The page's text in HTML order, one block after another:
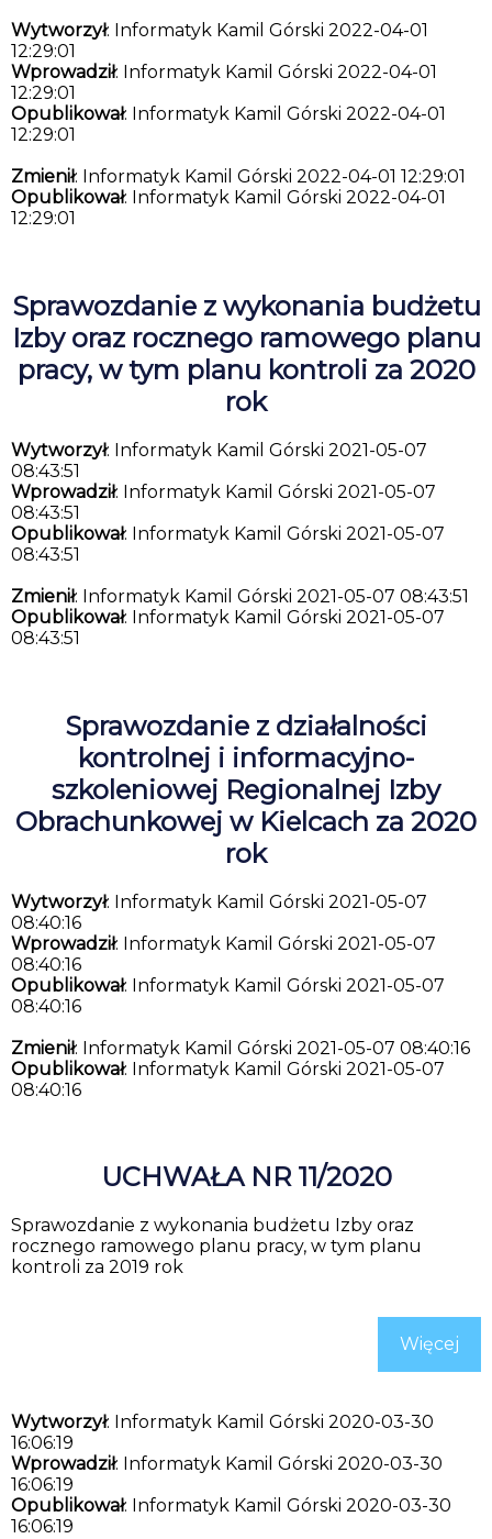
Wytworzył: Informatyk Kamil Górski 2022-04-01
12:29:01
Wprowadził: Informatyk Kamil Górski 2022-04-01
12:29:01
Opublikował: Informatyk Kamil Górski 2022-04-01
12:29:01
Zmienił: Informatyk Kamil Górski 2022-04-01 12:29:01
Opublikował: Informatyk Kamil Górski 2022-04-01
12:29:01
Sprawozdanie z wykonania budżetu
Izby oraz rocznego ramowego planu
pracy, w tym planu kontroli za 2020
rok
Wytworzył: Informatyk Kamil Górski 2021-05-07
08:43:51
Wprowadził: Informatyk Kamil Górski 2021-05-07
08:43:51
Opublikował: Informatyk Kamil Górski 2021-05-07
08:43:51
Zmienił: Informatyk Kamil Górski 2021-05-07 08:43:51
Opublikował: Informatyk Kamil Górski 2021-05-07
08:43:51
Sprawozdanie z działalności
kontrolnej i informacyjno-
szkoleniowej Regionalnej Izby
Obrachunkowej w Kielcach za 2020
rok
Wytworzył: Informatyk Kamil Górski 2021-05-07
08:40:16
Wprowadził: Informatyk Kamil Górski 2021-05-07
08:40:16
Opublikował: Informatyk Kamil Górski 2021-05-07
08:40:16
Zmienił: Informatyk Kamil Górski 2021-05-07 08:40:16
Opublikował: Informatyk Kamil Górski 2021-05-07
08:40:16
UCHWAŁA NR 11/2020
Sprawozdanie z wykonania budżetu Izby oraz
rocznego ramowego planu pracy, w tym planu
kontroli za 2019 rok
Więcej
Wytworzył: Informatyk Kamil Górski 2020-03-30
16:06:19
Wprowadził: Informatyk Kamil Górski 2020-03-30
16:06:19
Opublikował: Informatyk Kamil Górski 2020-03-30
16:06:19